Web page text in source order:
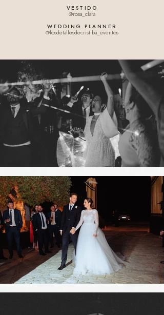
VESTIDO
@rosa_clara
WEDDING PLANNER
@losdetallesdecristiba_eventos